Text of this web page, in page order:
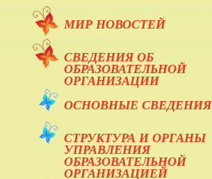
МИР НОВОСТЕЙ
СВЕДЕНИЯ ОБ
ОБРАЗОВАТЕЛЬНОЙ
ОРГАНИЗАЦИИ
ОСНОВНЫЕ СВЕДЕНИЯ
СТРУКТУРА И ОРГАНЫ
УПРАВЛЕНИЯ
ОБРАЗОВАТЕЛЬНОЙ
ОРГАНИЗАЦИЕЙ